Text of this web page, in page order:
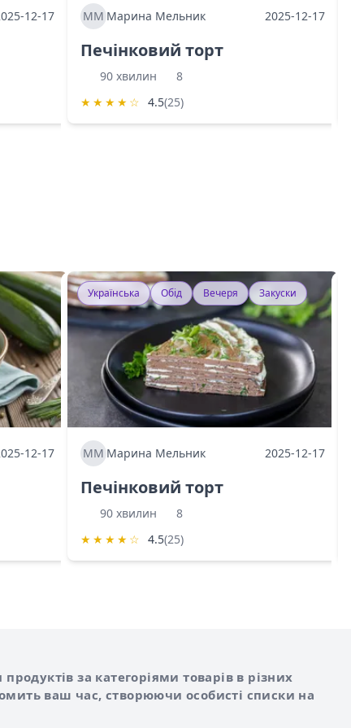
12-17 МММарина Мельник 2025-12-17
Печінковий торт
90 хвилин
8
★ ★ ★ ★ ☆ 4.5(25)
12-17
Українська Обід Вечеря Закуски
МММарина Мельник 2025-12-17
Печінковий торт
90 хвилин
8
★ ★ ★ ★ ☆ 4.5(25)
за категоріями товарів в різних
ваш час, створюючи особисті списки на